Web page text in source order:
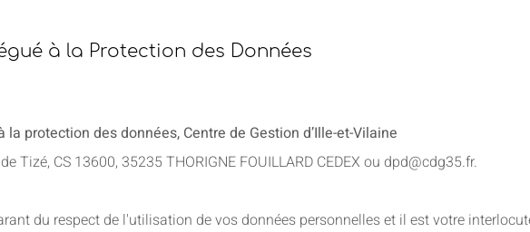
à la Protection des Données
la protection des données, Centre de Gestion d’Ille-et-Vilaine
Tizé, CS 13600, 35235 THORIGNE FOUILLARD CEDEX ou dpd@cdg35.fr.
du respect de l'utilisation de vos données personnelles et il est votre